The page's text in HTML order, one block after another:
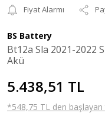
Fiyat Alarmı
BS Battery
Bt12a Sla 2021-2022
Akü
5.438,51 TL
*548,75 TL den başlayan